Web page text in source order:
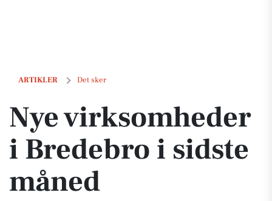
ARTIKLER Det sker
Nye virksomheder i Bredebro i sidste måned
Nye virksomheder
i Bredebro i sidste
måned